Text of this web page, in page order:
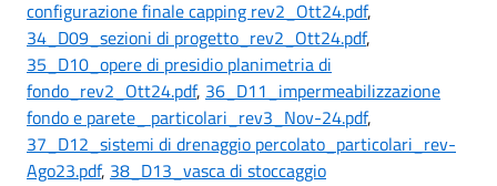
configurazione finale capping rev2_Ott24.pdf,
34_D09_sezioni di progetto_rev2_Ott24.pdf,
35_D10_opere di presidio planimetria di
fondo_rev2_Ott24.pdf, 36_D11_impermeabilizzazione
fondo e parete_ particolari_rev3_Nov-24.pdf,
37_D12_sistemi di drenaggio percolato_particolari_rev-
Ago23.pdf, 38_D13_vasca di stoccaggio